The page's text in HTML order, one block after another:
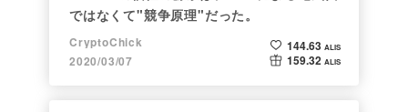
ではなくて"競争原理"だった。
CryptoChick
2020/03/07
144.63 ALIS
159.32 ALIS